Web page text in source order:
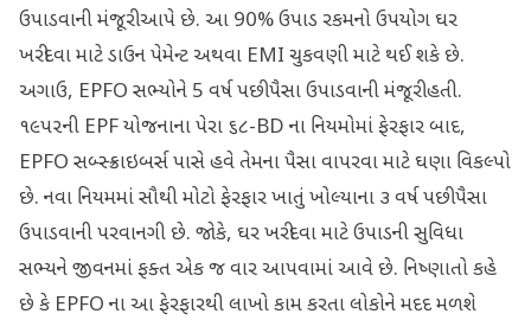
ઉપાડવાની મંજૂરી આપે છે. આ 90% ઉપાડ રકમનો ઉપયોગ ઘર
ખરીદવા માટે ડાઉન પેમેન્ટ અથવા EMI ચુકવણી માટે થઈ શકે છે.
અગાઉ, EPFO સભ્યોને 5 વર્ષ પછી પૈસા ઉપાડવાની મંજૂરી હતી.
૧૯૫૨ની EPF યોજનાના પેરા ૬૮-BD ના નિયમોમાં ફેરફાર બાદ,
EPFO સબ્સ્ક્રાઇબર્સ પાસે હવે તેમના પૈસા વાપરવા માટે ઘણા વિકલ્પો
છે. નવા નિયમમાં સૌથી મોટો ફેરફાર ખાતું ખોલ્યાના ૩ વર્ષ પછી પૈસા
ઉપાડવાની પરવાનગી છે. જોકે, ઘર ખરીદવા માટે ઉપાડની સુવિધા
સભ્યને જીવનમાં ફક્ત એક જ વાર આપવામાં આવે છે. નિષ્ણાતો કહે
છે કે EPFO ના આ ફેરફારથી લાખો કામ કરતા લોકોને મદદ મળશે